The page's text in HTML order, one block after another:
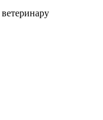
ветеринару